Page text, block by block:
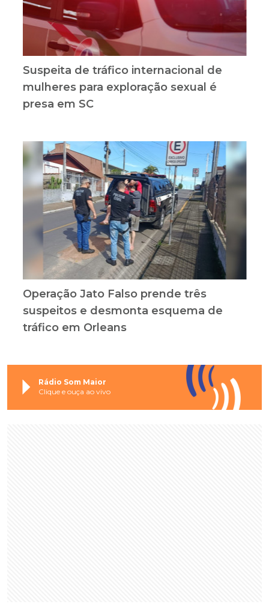
Suspeita de tráfico internacional de
mulheres para exploração sexual é
presa em SC
Operação Jato Falso prende três
suspeitos e desmonta esquema de
tráfico em Orleans
Rádio Som Maior
Clique e ouça ao vivo